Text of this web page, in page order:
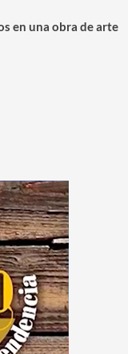
en una obra de arte